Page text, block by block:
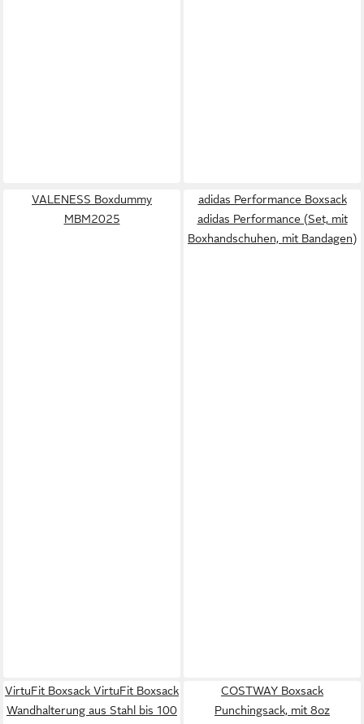
VALENESS Boxdummy
MBM2025
adidas Performance Boxsack
adidas Performance (Set, mit
Boxhandschuhen, mit Bandagen)
VirtuFit Boxsack VirtuFit Boxsack
Wandhalterung aus Stahl bis 100
COSTWAY Boxsack
Punchingsack, mit 8oz